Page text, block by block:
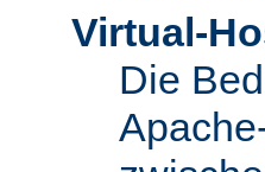
Virtual-
Die